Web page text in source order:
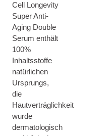
Cell Longevity
Super Anti-
Aging Double
Serum enthält
100%
Inhaltsstoffe
natürlichen
Ursprungs,
die
Hautverträglichkeit
wurde
dermatologisch